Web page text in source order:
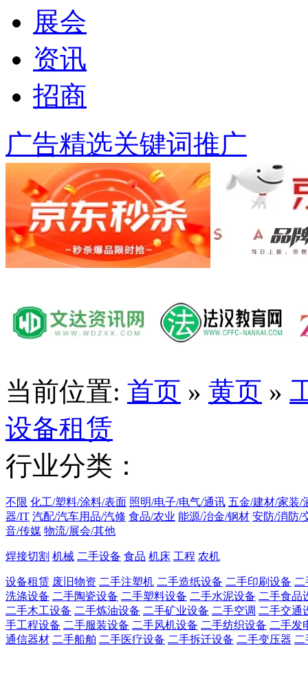
展会
资讯
招商
广告精选关键词推广
当前位置: 首页 » 黄页 »
设备租赁
行业分类：
不限 化工/塑料/涂料/表面 照明/电子/电气/通讯 五金/建材/家装/
器/IT 汽配/汽车用品/汽修 食品/农业 能源/冶金/钢材 安防/消防/
音/传媒 物流/展会/其他
焊接切割 机械 二手设备 食品 机床 工程 农机
设备租赁 废旧物资 二手注塑机 二手造纸设备 二手印刷设备
洗涤设备 二手陶瓷设备 二手塑料设备 二手水泥设备 二手食品
二手木工设备 二手炼油设备 二手矿业设备 二手空调 二手交通
手工程设备 二手服装设备 二手风机设备 二手纺织设备 二手发
通信器材 二手船舶 二手医疗设备 二手拆迁设备 二手变压器